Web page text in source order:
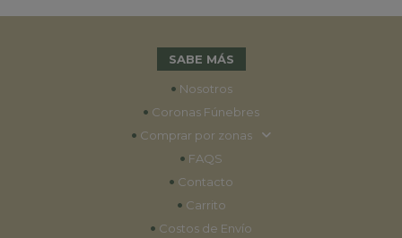
SABE MÁS
• Nosotros
• Coronas Fúnebres
• Comprar por zonas
• FAQS
• Contacto
• Carrito
• Costos de Envío